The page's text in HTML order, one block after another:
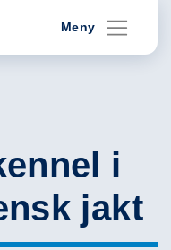
Meny
i
jakt